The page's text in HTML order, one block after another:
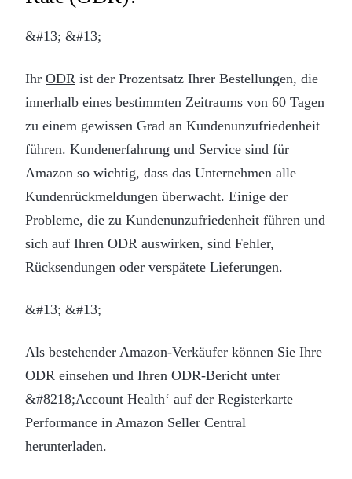
&#13; &#13;
Ihr ODR ist der Prozentsatz Ihrer Bestellungen, die
innerhalb eines bestimmten Zeitraums von 60 Tagen
zu einem gewissen Grad an Kundenunzufriedenheit
führen. Kundenerfahrung und Service sind für
Amazon so wichtig, dass das Unternehmen alle
Kundenrückmeldungen überwacht. Einige der
Probleme, die zu Kundenunzufriedenheit führen und
sich auf Ihren ODR auswirken, sind Fehler,
Rücksendungen oder verspätete Lieferungen.
&#13; &#13;
Als bestehender Amazon-Verkäufer können Sie Ihre
ODR einsehen und Ihren ODR-Bericht unter
&#8218;Account Health‘ auf der Registerkarte
Performance in Amazon Seller Central
herunterladen.